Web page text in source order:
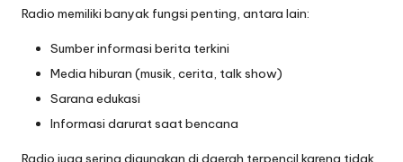
Radio memiliki banyak fungsi penting, antara lain:
Sumber informasi berita terkini
Media hiburan (musik, cerita, talk show)
Sarana edukasi
Informasi darurat saat bencana
Radio juga sering digunakan di daerah terpencil karena tidak